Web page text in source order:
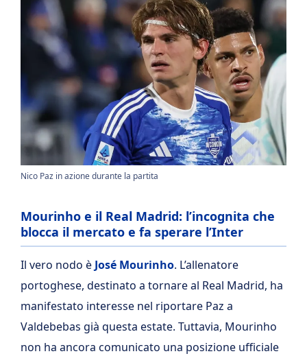
Nico Paz in azione durante la partita
Mourinho e il Real Madrid: l’incognita che
blocca il mercato e fa sperare l’Inter
Il vero nodo è José Mourinho. L’allenatore
portoghese, destinato a tornare al Real Madrid, ha
manifestato interesse nel riportare Paz a
Valdebebas già questa estate. Tuttavia, Mourinho
non ha ancora comunicato una posizione ufficiale